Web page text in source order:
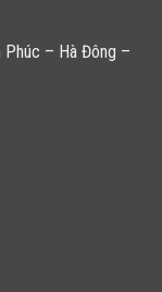
Phúc – Hà Đông –